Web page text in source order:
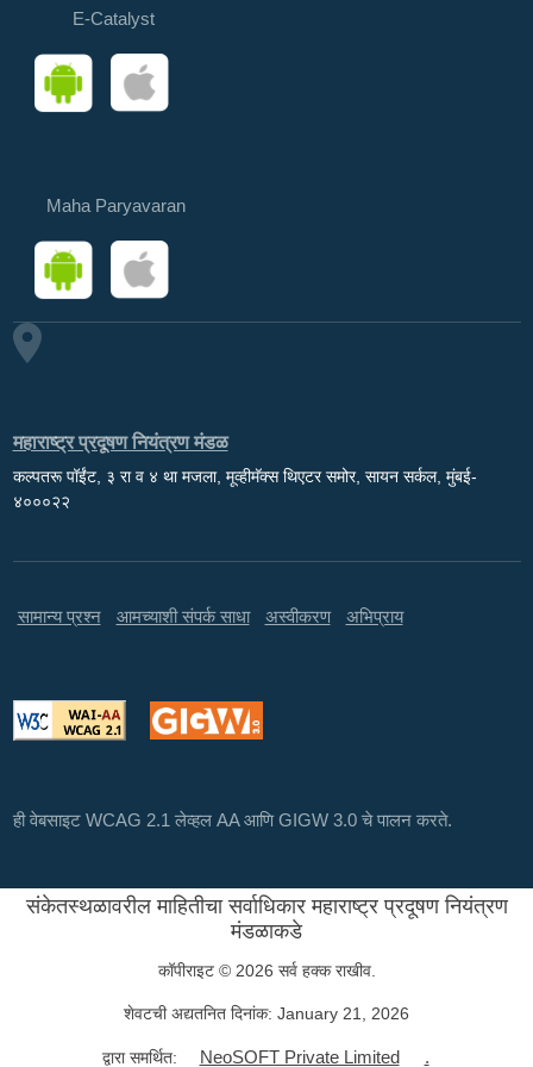
E-Catalyst
Maha Paryavaran
महाराष्ट्र प्रदूषण नियंत्रण मंडळ
कल्पतरू पॉईंट, ३ रा व ४ था मजला, मूव्हीमॅक्स थिएटर समोर, सायन सर्कल, मुंबई-
४०००२२
सामान्य प्रश्न आमच्याशी संपर्क साधा अस्वीकरण अभिप्राय
ही वेबसाइट WCAG 2.1 लेव्हल AA आणि GIGW 3.0 चे पालन करते.
संकेतस्थळावरील माहितीचा सर्वाधिकार महाराष्ट्र प्रदूषण नियंत्रण
मंडळाकडे
कॉपीराइट © 2026 सर्व हक्क राखीव.
शेवटची अद्यतनित दिनांक: January 21, 2026
द्वारा समर्थित: NeoSOFT Private Limited .